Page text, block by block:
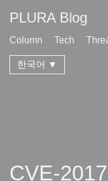
PLURA Blog
Column Tech
한국어 ▼
CVE-